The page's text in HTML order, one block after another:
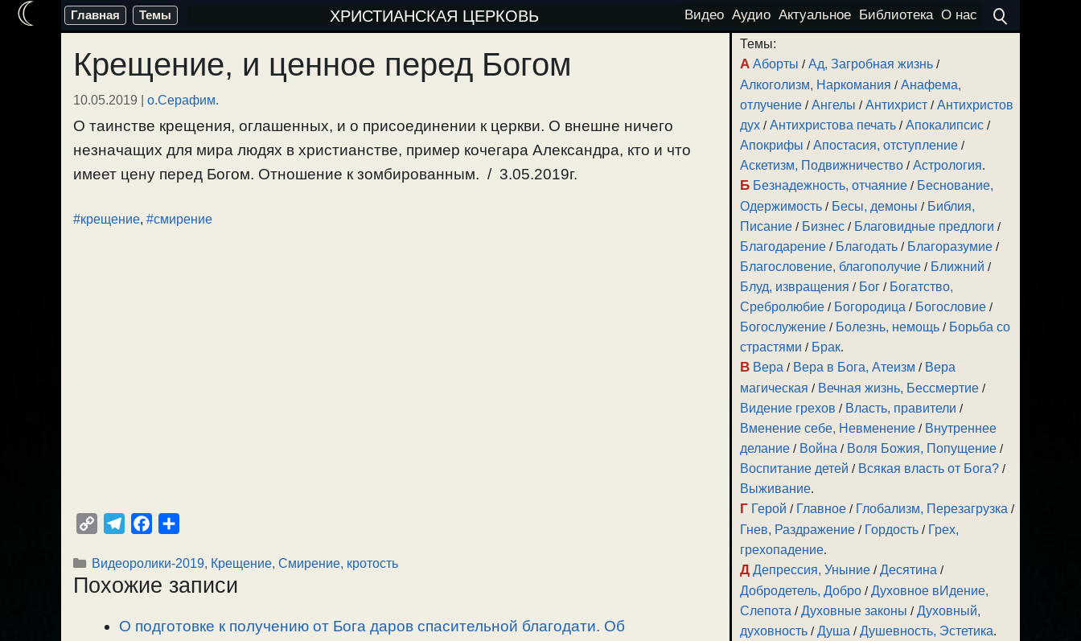
Перейти
содержимому
Главная Темы ХРИСТИАНСКАЯ ЦЕРКОВЬ Видео Аудио Актуальное Библиотека О нас
Крещение, и ценное перед Богом
10.05.2019 | о.Серафим.
О таинстве крещения, оглашенных, и о присоединении к церкви. О внешне ничего
незначащих для мира людях в христианстве, пример кочегара Александра, кто и что
имеет цену перед Богом. Отношение к зомбированным. / 3.05.2019г.
#крещение, #смирение
p
y
l
e
r
c
e
o
п
р
в
Рубрики
Видеоролики-2019, Крещение, Смирение, кротость
Похожие записи
О подготовке к получению от Бога даров спасительной благодати. Об
Темы:
А Аборты /Ад, Загробная жизнь /
Алкоголизм, Наркомания /Анафема,
отлучение /Ангелы /Антихрист /Антихристов
дух /Антихристова печать /Апокалипсис /
Апокрифы /Апостасия, отступление /
Аскетизм, Подвижничество /Астрология.
Б Безнадежность, отчаяние / Беснование,
Одержимость / Бесы, демоны / Библия,
Писание / Бизнес / Благовидные предлоги /
Благодарение / Благодать / Благоразумие /
Благословение, благополучие / Ближний /
Блуд, извращения / Бог / Богатство,
Сребролюбие / Богородица / Богословие /
Богослужение / Болезнь, немощь / Борьба со
страстями / Брак.
В Вера / Вера в Бога, Атеизм / Вера
магическая / Вечная жизнь, Бессмертие /
Видение грехов / Власть, правители /
Вменение себе, Невменение / Внутреннее
делание / Война / Воля Божия, Попущение /
Воспитание детей / Всякая власть от Бога? /
Выживание.
Г Герой / Главное / Глобализм, Перезагрузка /
Гнев, Раздражение / Гордость / Грех,
грехопадение.
Д Депрессия, Уныние /Десятина /
Добродетель, Добро /Духовное вИдение,
Слепота /Духовные законы /Духовный,
духовность /Душа /Душевность, Эстетика.
☾